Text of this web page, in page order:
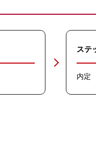
ステ
内定